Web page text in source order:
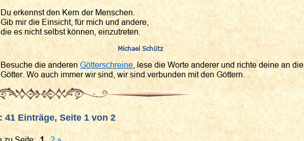
Du erkennst den Kern der Menschen.
Gib mir die Einsicht, für mich und andere,
die es nicht selbst können, einzutreten.
Michael Schütz
Besuche die anderenGötterschreine, lese die Worte anderer und richte deine an die
Götter. Wo auch immer wir sind, wir sind verbunden mit den Göttern.
Einträge, Seite 1 von 2